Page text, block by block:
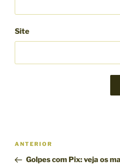
Site
N
P
o
ANTERIOR
Golpes com Pix: veja os